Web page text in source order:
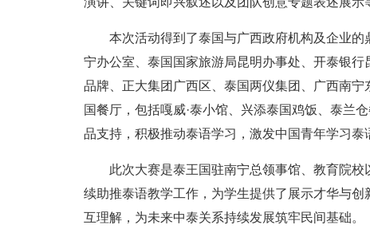
本次活动得到了泰国与广西政府机构及企业
宁办公室、泰国国家旅游局昆明办事处、开泰银
品牌、正大集团广西区、泰国两仪集团、广西南
国餐厅，包括嘎威·泰小馆、兴添泰国鸡饭、泰兰
品支持，积极推动泰语学习，激发中国青年学习泰
此次大赛是泰王国驻南宁总领事馆、教育院
续助推泰语教学工作，为学生提供了展示才华与
互理解，为未来中泰关系持续发展筑牢民间基础。